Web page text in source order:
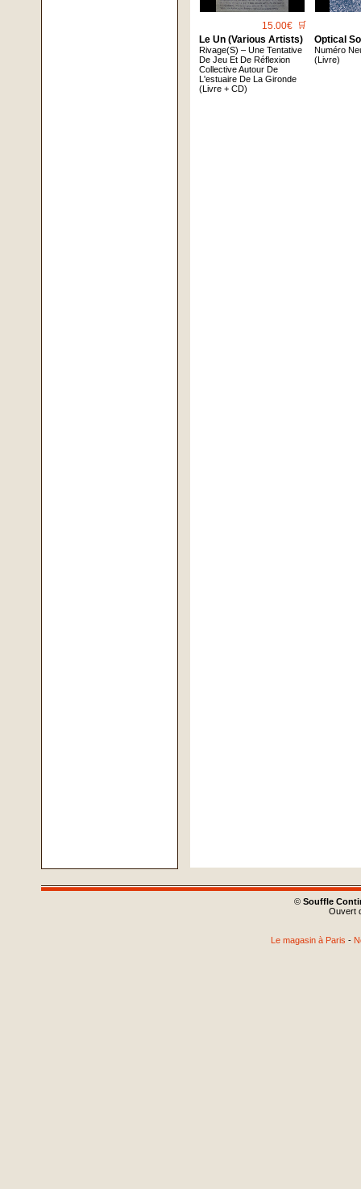
15.00€ 🛒
Le Un (Various Artists)
Rivage(S) – Une Tentative
De Jeu Et De Réflexion
Collective Autour De
L'estuaire De La Gironde
(Livre + CD)
Optical
Numéro
(Livre)
© Souffle
Ouvert
Le magasin à Paris -